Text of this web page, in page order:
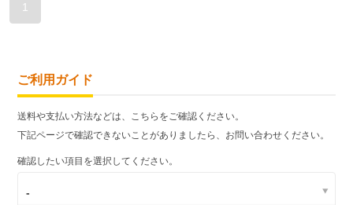
1
ご利用ガイド
送料や支払い方法などは、こちらをご確認ください。
下記ページで確認できないことがありましたら、お問い合わせください。
確認したい項目を選択してください。